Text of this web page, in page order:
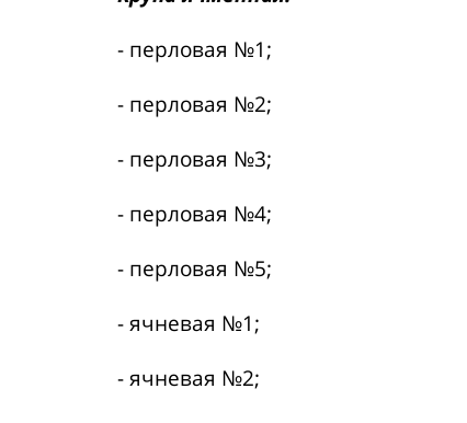
- перловая №1;
- перловая №2;
- перловая №3;
- перловая №4;
- перловая №5;
- ячневая №1;
- ячневая №2;